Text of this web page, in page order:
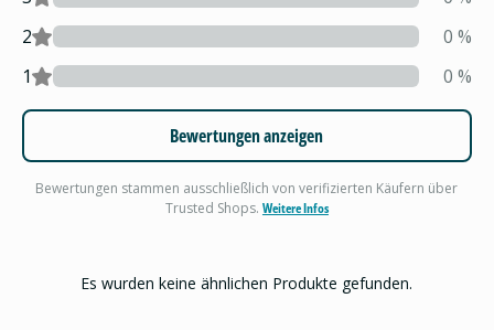
2
0 %
1
0 %
Bewertungen anzeigen
Bewertungen stammen ausschließlich von verifizierten Käufern über
Trusted Shops. Weitere Infos
Es wurden keine ähnlichen Produkte gefunden.